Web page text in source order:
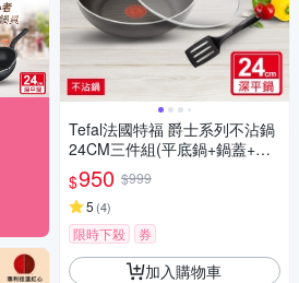
Tefal法國特福 爵士系列不沾鍋
24CM三件組(平底鍋+鍋蓋+鍋
鏟)
$950 $999
5 (4)
限時下殺 券
加入購物車